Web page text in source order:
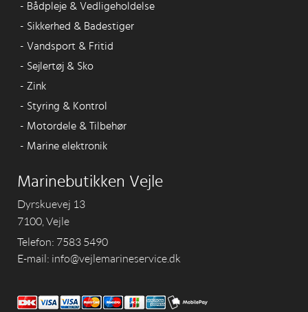
- Bådpleje & Vedligeholdelse
- Sikkerhed & Badestiger
- Vandsport & Fritid
- Sejlertøj & Sko
- Zink
- Styring & Kontrol
- Motordele & Tilbehør
- Marine elektronik
Marinebutikken Vejle
Dyrskuevej 13
7100, Vejle
Telefon: 7583 5490
E-mail: info@vejlemarineservice.dk